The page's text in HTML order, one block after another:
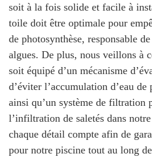
soit à la fois solide et facile à
toile doit être optimale pour
de photosynthèse, responsable
algues. De plus, nous veillons à
soit équipé d’un mécanisme
d’éviter l’accumulation d’eau de
ainsi qu’un système de filtration
l’infiltration de saletés dans
chaque détail compte afin de
pour notre piscine tout au long